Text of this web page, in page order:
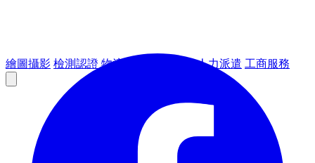
繪圖攝影 檢測認證 物流倉儲 人力派遣 工商服務